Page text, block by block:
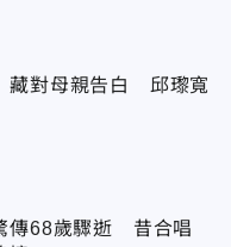
藏對母親告白 邱瓈寬
傳68歲驟逝 昔合唱